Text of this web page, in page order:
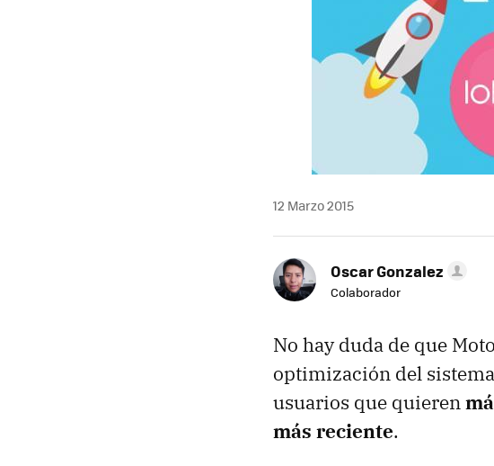
12 Marzo 2015
Oscar Gonzalez
Colaborador
No hay duda de que
optimización del
usuarios que quieren
más reciente.